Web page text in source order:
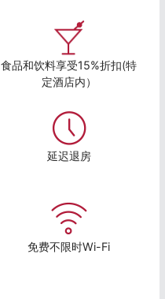
食品和饮料享受15%折扣(特
定酒店内）
延迟退房
免费不限时Wi-Fi